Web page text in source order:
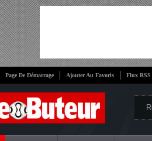
Page De Démarrage Ajouter Au Favoris Flux RSS